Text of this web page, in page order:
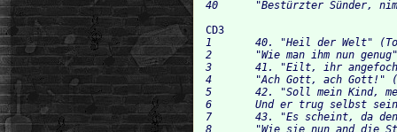
CD3
1 	40. "Heil der Welt" (Tochter Zion)	5:24
2 	"Wie man ihm nun genug" (Evangelist)		0:32
3 	41. "Eilt, ihr angefochten Seelen" (Tochter Zion) "Wohin? wohin?"(Coro)	2:14
4 	"Ach Gott, ach Gott!" (Maria)	1:34
5 	42. "Soll mein Kind, mein Leben sterben" (Maria, Jesus)		2:47
6 	Und er trug selbst sein Kreuz (Evangelist, Tochter Zion)		1:01
7 	43. "Es scheint, da den gequälten Rücken" (Gläubige Seele, Tenore)	2:57
8 	"Wie sie nun and die Stätte" (Evangelist)	0:33